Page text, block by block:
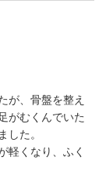
が、骨盤を整え
がむくんでいた
した。
軽くなり、ふく